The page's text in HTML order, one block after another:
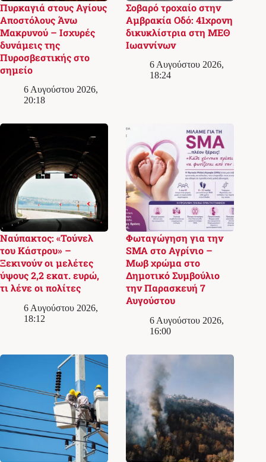
Πυρκαγιά στους Αγίους
Αποστόλους Άνω
Μακρυνού – Ισχυρές
δυνάμεις της
Πυροσβεστικής στο
σημείο
6 Αυγούστου 2026,
20:18
Σοβαρό τροχαίο στην
Αμβρακία Οδό: 41χρονη
δικυκλίστρια στη ΜΕΘ
Ιωαννίνων
6 Αυγούστου 2026,
18:24
Ναύπακτος: «Τούνελ
του Κάστρου» –
Ξεκινούν οι μελέτες
ύψους 2,2 εκατ. ευρώ,
τι λένε οι πολίτες
6 Αυγούστου 2026,
18:12
Φωταγώγηση για την
SMA στο Αγρίνιο –
Μωβ χρώμα στο
Δημοτικό Συμβούλιο
την Παρασκευή 7
Αυγούστου
6 Αυγούστου 2026,
16:00